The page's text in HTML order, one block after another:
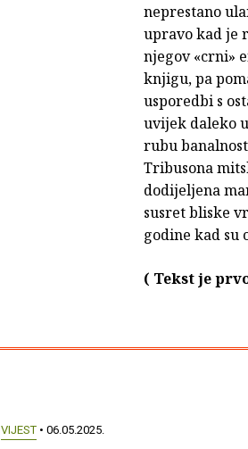
neprestano
upravo kad je
njegov «crni»
knjigu, pa
usporedbi s
uvijek daleko
rubu
Tribusona
dodijeljena
susret bliske
godine kad su
( Tekst je
VIJEST• 06.05.2025.